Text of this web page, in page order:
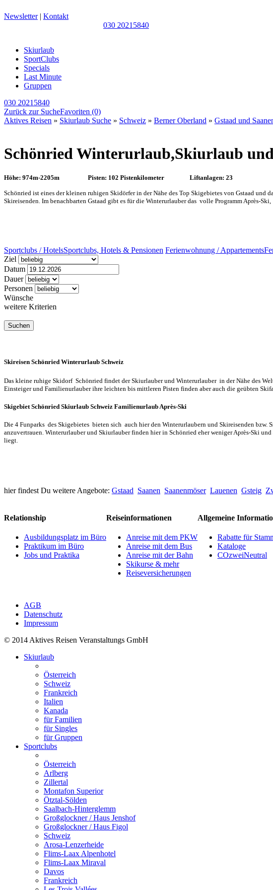
Newsletter| Kontakt
030 20215840
Skiurlaub
SportClubs
Specials
Last Minute
Gruppen
030 20215840
Zurück zur SucheFavoriten (0)
Aktives Reisen » Skiurlaub Suche » Schweiz » Berner Oberland » Gstaad und
Schönried Winterurlaub,Skiurlaub
Höhe: 974m-2205m Pisten: 102 Pistenkilometer Liftanlagen: 23
Schönried ist eines der kleinen ruhigen Skidörfer in der Nähe des Top Skigebietes von Gstaad und
Skireisenden. Im benachbarten Gstaad gibt es für die Winterurlauber das volle Programm Après-Ski,
Sportclubs / HotelsSportclubs, Hotels & Pensionen Ferienwohnung / Appartements
Ziel
Datum
Dauer
Personen
Wünsche
weitere Kriterien
Skireisen Schönried Winterurlaub Schweiz
Das kleine ruhige Skidorf Schönried findet der Skiurlauber und Winterurlauber in der Nähe des
Einsteiger und Familienurlauber ihre leichten bis mittleren Pisten finden aber auch die geübten
Skigebiet Schönried Skiurlaub Schweiz Familienurlaub Après-Ski
Die 4 Funparks des Skigebietes bieten sich auch hier den Winterurlaubern und Skireisenden
anzuvertrauen. Winterurlauber und Skiurlauber finden hier in Schönried eher weniger Après-Ski
liegt.
hier findest Du weitere Angebote: Gstaad Saanen Saanenmöser Lauenen Gsteig
Relationship
Ausbildungsplatz im Büro
Praktikum im Büro
Jobs und Praktika
Reiseinformationen
Anreise mit dem PKW
Anreise mit dem Bus
Anreise mit der Bahn
Skikurse & mehr
Reiseversicherungen
Allgemeine
Rabatte für
Kataloge
COzweiNeutral
AGB
Datenschutz
Impressum
© 2014 Aktives Reisen Veranstaltungs GmbH
Skiurlaub
Österreich
Schweiz
Frankreich
Italien
Kanada
für Familien
für Singles
für Gruppen
Sportclubs
Österreich
Arlberg
Zillertal
Montafon Superior
Ötztal-Sölden
Saalbach-Hinterglemm
Großglockner / Haus Jenshof
Großglockner / Haus Figol
Schweiz
Arosa-Lenzerheide
Flims-Laax Alpenhotel
Flims-Laax Miraval
Davos
Frankreich